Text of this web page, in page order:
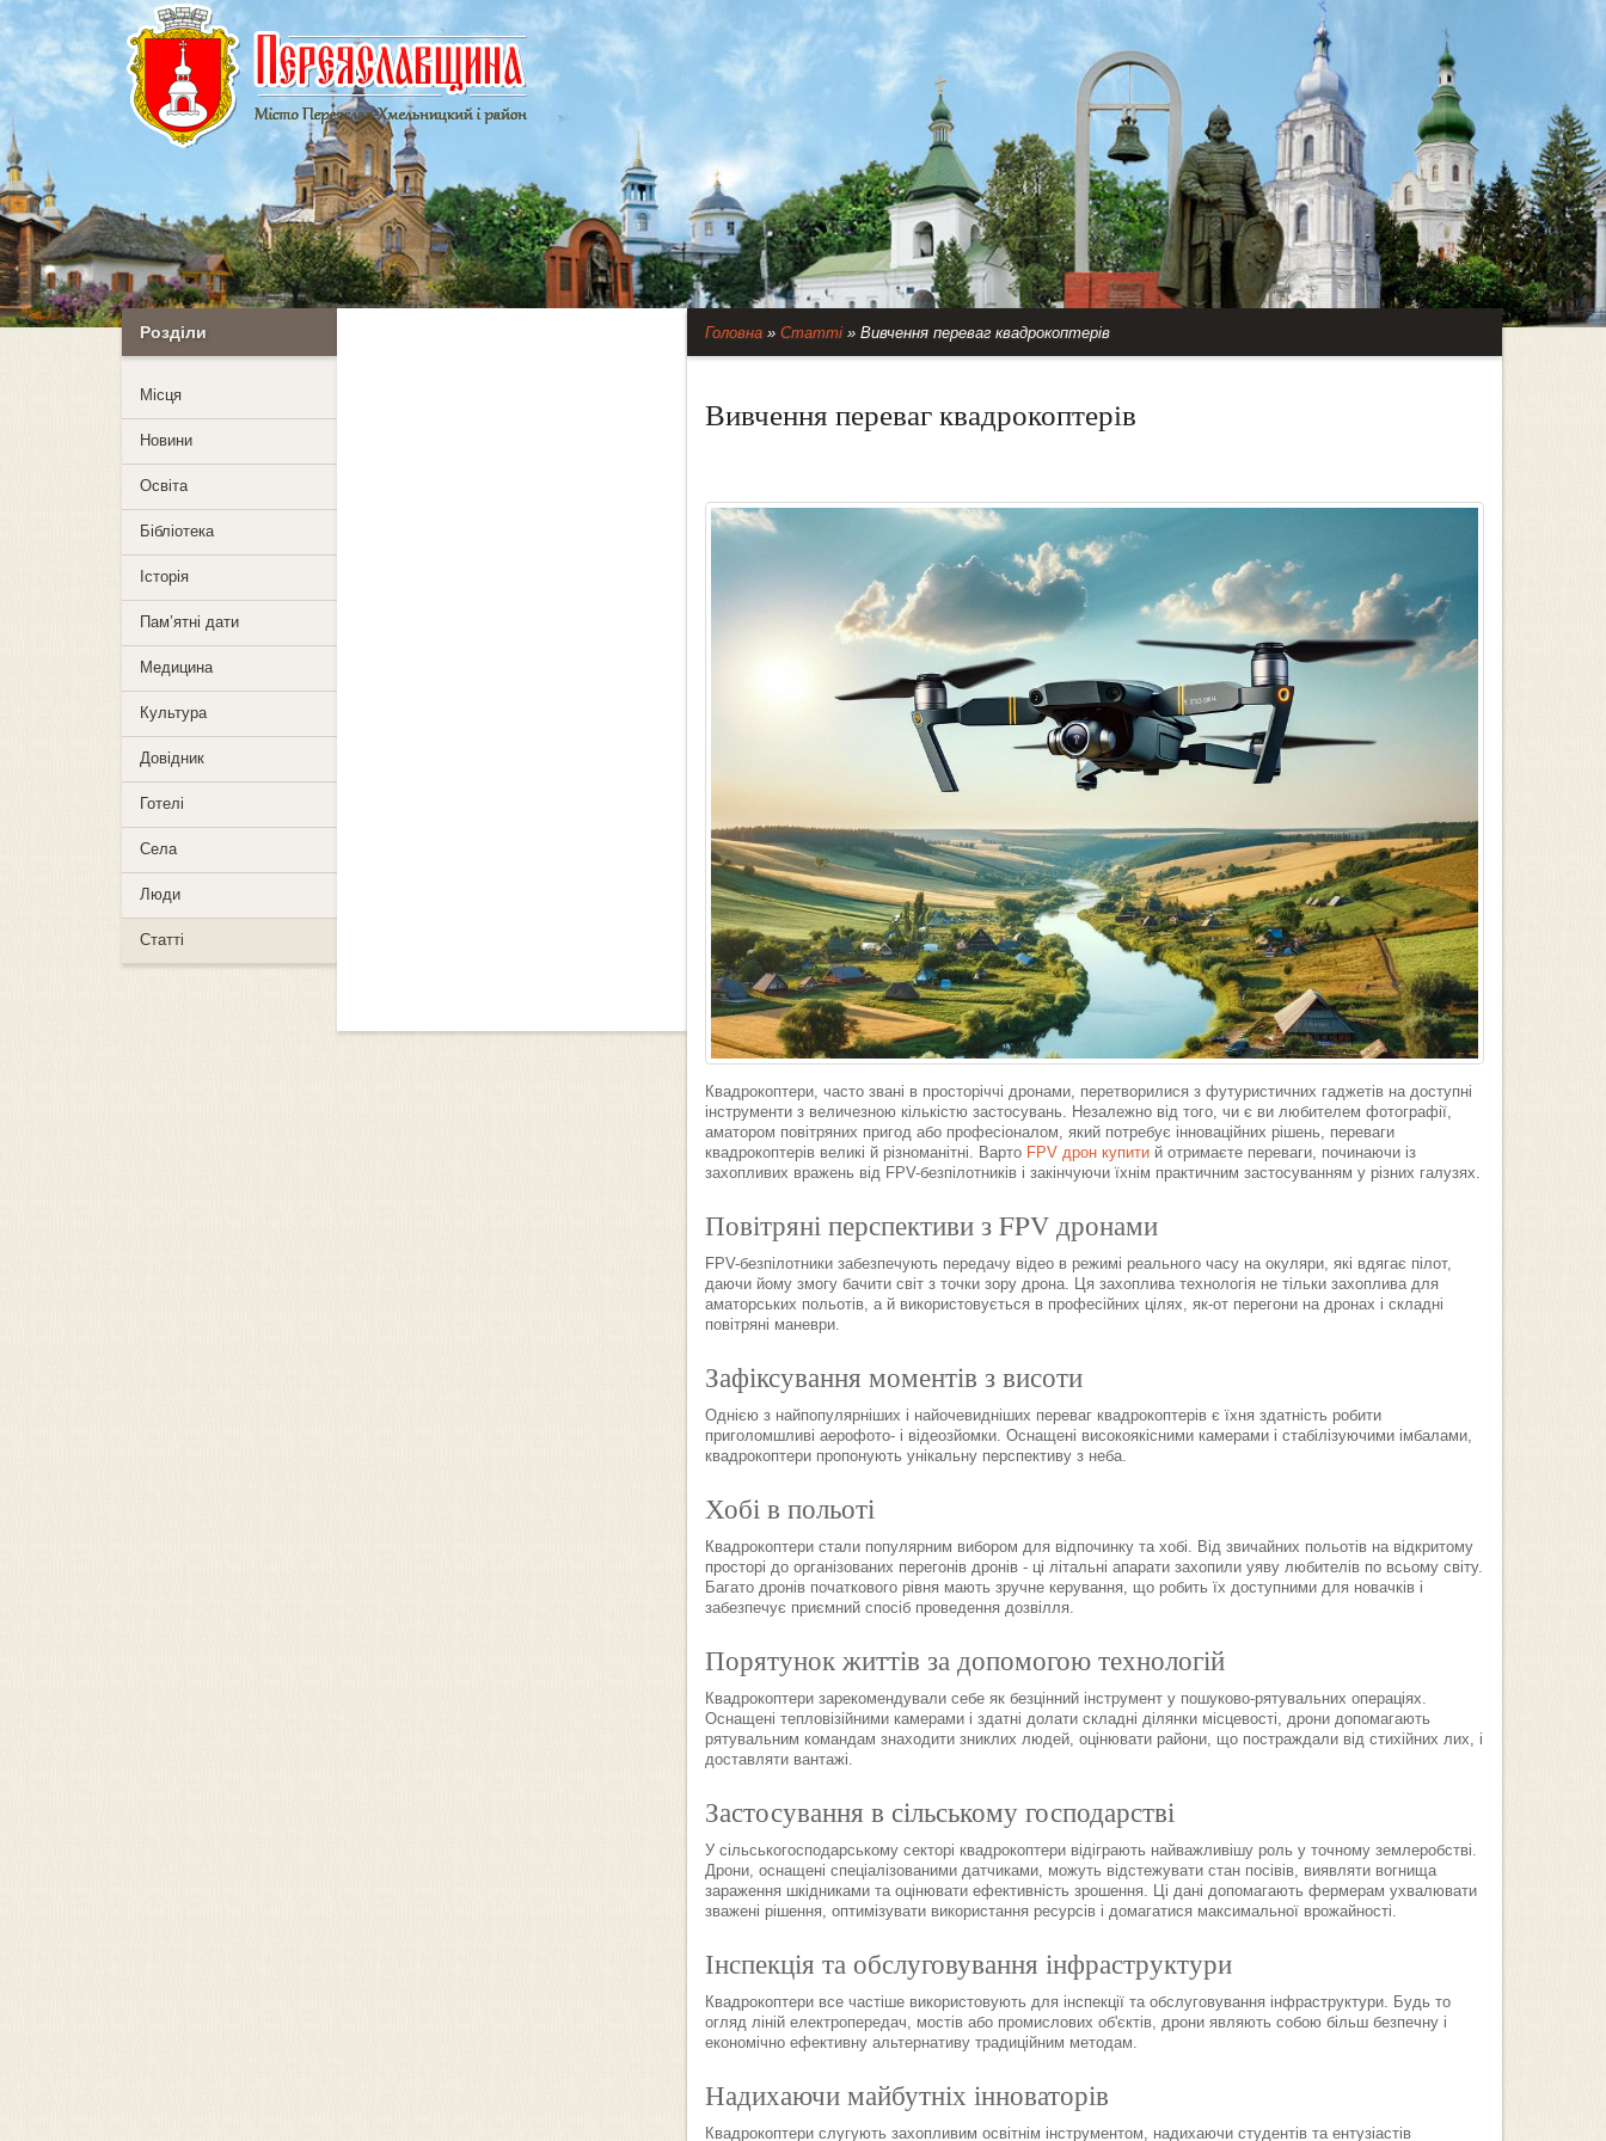
Розділи
Mісця
Новини
Освіта
Бібліотека
Історія
Пам’ятні дати
Медицина
Культура
Довідник
Готелі
Села
Люди
Статті
Головна» Статті» Вивчення переваг квадрокоптерів
Вивчення переваг квадрокоптерів
Квадрокоптери, часто звані в просторіччі дронами, перетворилися з футуристичних гаджетів на доступні
інструменти з величезною кількістю застосувань. Незалежно від того, чи є ви любителем фотографії,
аматором повітряних пригод або професіоналом, який потребує інноваційних рішень, переваги
квадрокоптерів великі й різноманітні. Варто FPV дрон купитий отримаєте переваги, починаючи із
захопливих вражень від FPV-безпілотників і закінчуючи їхнім практичним застосуванням у різних галузях.
Повітряні перспективи з FPV дронами
FPV-безпілотники забезпечують передачу відео в режимі реального часу на окуляри, які вдягає пілот,
даючи йому змогу бачити світ з точки зору дрона. Ця захоплива технологія не тільки захоплива для
аматорських польотів, а й використовується в професійних цілях, як-от перегони на дронах і складні
повітряні маневри.
Зафіксування моментів з висоти
Однією з найпопулярніших і найочевидніших переваг квадрокоптерів є їхня здатність робити
приголомшливі аерофото- і відеозйомки. Оснащені високоякісними камерами і стабілізуючими імбалами,
квадрокоптери пропонують унікальну перспективу з неба.
Хобі в польоті
Квадрокоптери стали популярним вибором для відпочинку та хобі. Від звичайних польотів на відкритому
просторі до організованих перегонів дронів - ці літальні апарати захопили уяву любителів по всьому світу.
Багато дронів початкового рівня мають зручне керування, що робить їх доступними для новачків і
забезпечує приємний спосіб проведення дозвілля.
Порятунок життів за допомогою технологій
Квадрокоптери зарекомендували себе як безцінний інструмент у пошуково-рятувальних операціях.
Оснащені тепловізійними камерами і здатні долати складні ділянки місцевості, дрони допомагають
рятувальним командам знаходити зниклих людей, оцінювати райони, що постраждали від стихійних лих, і
доставляти вантажі.
Застосування в сільському господарстві
У сільськогосподарському секторі квадрокоптери відіграють найважливішу роль у точному землеробстві.
Дрони, оснащені спеціалізованими датчиками, можуть відстежувати стан посівів, виявляти вогнища
зараження шкідниками та оцінювати ефективність зрошення. Ці дані допомагають фермерам ухвалювати
зважені рішення, оптимізувати використання ресурсів і домагатися максимальної врожайності.
Інспекція та обслуговування інфраструктури
Квадрокоптери все частіше використовують для інспекції та обслуговування інфраструктури. Будь то
огляд ліній електропередач, мостів або промислових об'єктів, дрони являють собою більш безпечну і
економічно ефективну альтернативу традиційним методам.
Надихаючи майбутніх інноваторів
Квадрокоптери слугують захопливим освітнім інструментом, надихаючи студентів та ентузіастів